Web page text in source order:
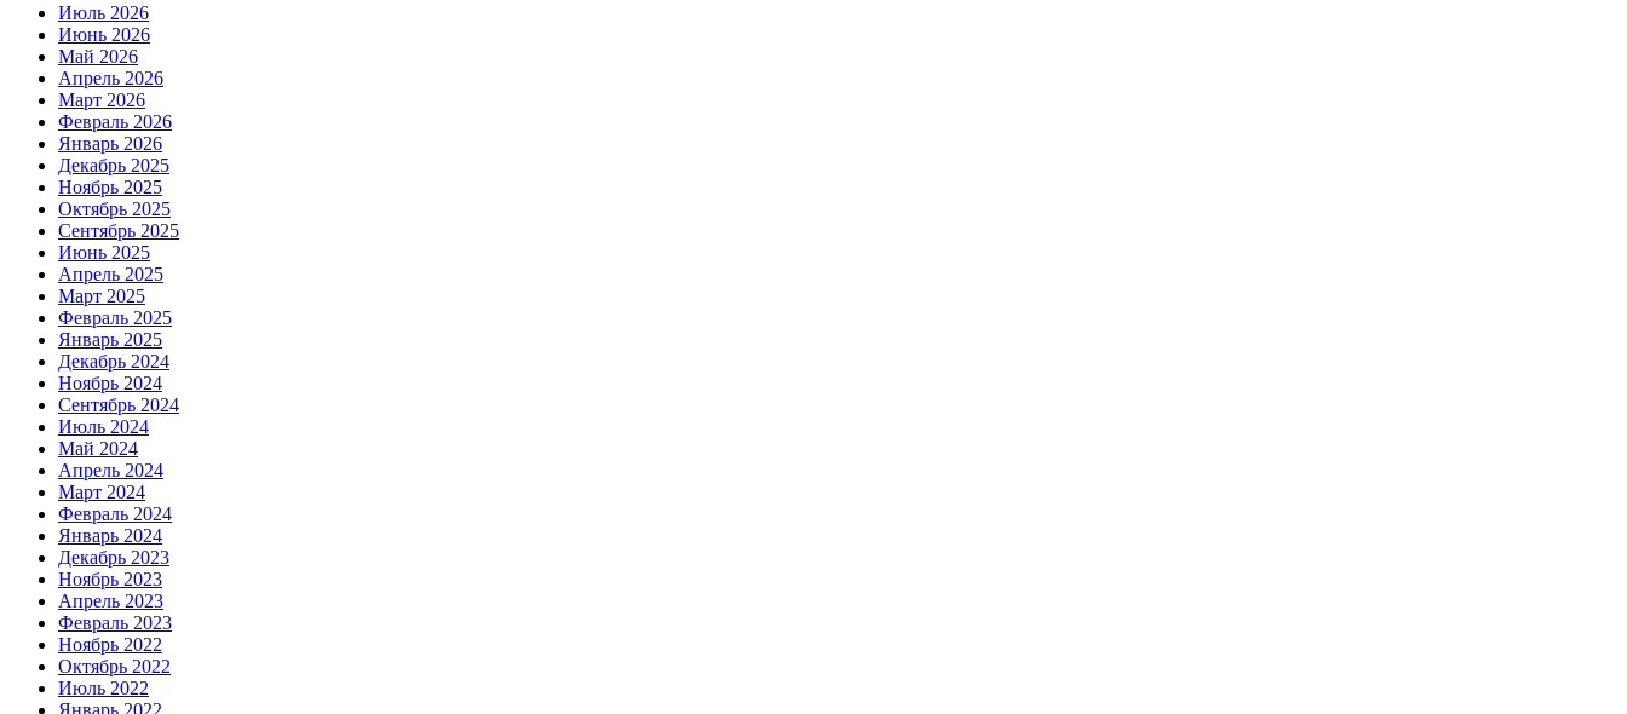
Июль 2026
Июнь 2026
Май 2026
Апрель 2026
Март 2026
Февраль 2026
Январь 2026
Декабрь 2025
Ноябрь 2025
Октябрь 2025
Сентябрь 2025
Июнь 2025
Апрель 2025
Март 2025
Февраль 2025
Январь 2025
Декабрь 2024
Ноябрь 2024
Сентябрь 2024
Июль 2024
Май 2024
Апрель 2024
Март 2024
Февраль 2024
Январь 2024
Декабрь 2023
Ноябрь 2023
Апрель 2023
Февраль 2023
Ноябрь 2022
Октябрь 2022
Июль 2022
Январь 2022